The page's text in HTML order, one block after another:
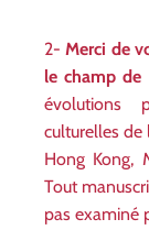
2-Merci de
le champ de
évolutions
culturelles
Hong Kong,
Tout
pas examiné